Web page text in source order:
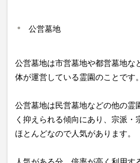
公営墓地
公営墓地は市営墓地や都営墓地な
体が運営している霊園のことです。
公営墓地は民営墓地などの他の霊
く抑えられる傾向にあり、宗派・
ほとんどなので人気があります。